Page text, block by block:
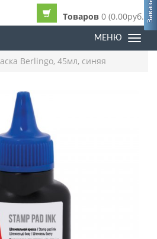
Товаров 0 (0.00руб.)
МЕНЮ
Berlingo, 45мл, синяя